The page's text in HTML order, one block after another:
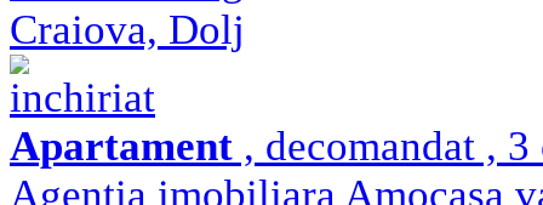
Craiova, Dolj
inchiriat
Apartament , decomandat ,
Agentia imobiliara Amocasa